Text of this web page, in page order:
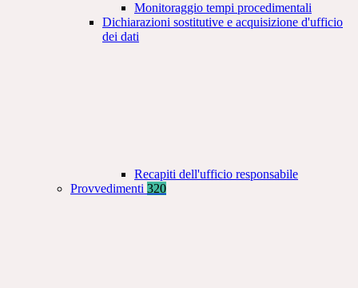
Monitoraggio tempi procedimentali
Dichiarazioni sostitutive e acquisizione d'ufficio
dei dati
Recapiti dell'ufficio responsabile
Provvedimenti 320